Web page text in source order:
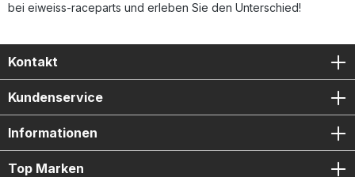
bei eiweiss-raceparts und erleben Sie den Unterschied!
Kontakt
Kundenservice
Informationen
Top Marken